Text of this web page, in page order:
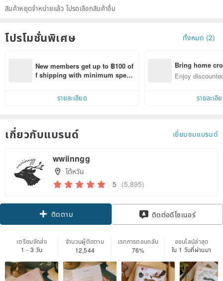
สินค้าหยุดจำหน่ายแล้ว โปรดเลือกสินค้าอื่น
โปรโมชั่นพิเศษ ทั้งหมด (2)
New members get up to ฿100 of
f shipping with minimum spen
within 7 days!
รายละเอียด
Bring home
n with ease
Enjoy
รายละเอี
เกี่ยวกับแบรนด์ เยี่ยมชมแบรนด์
wwiinngg
ไต้หวัน
5 (5,895)
ติดตาม ติดต่อดีไซเนอร์
เตรียมจัดส่ง
1 - 3 วัน
จำนวนผู้ติดตาม
12,544
เรทการตอบกลับ
76%
ออนไลน์ล่าสุด
ใน 1 วันที่ผ่านมา